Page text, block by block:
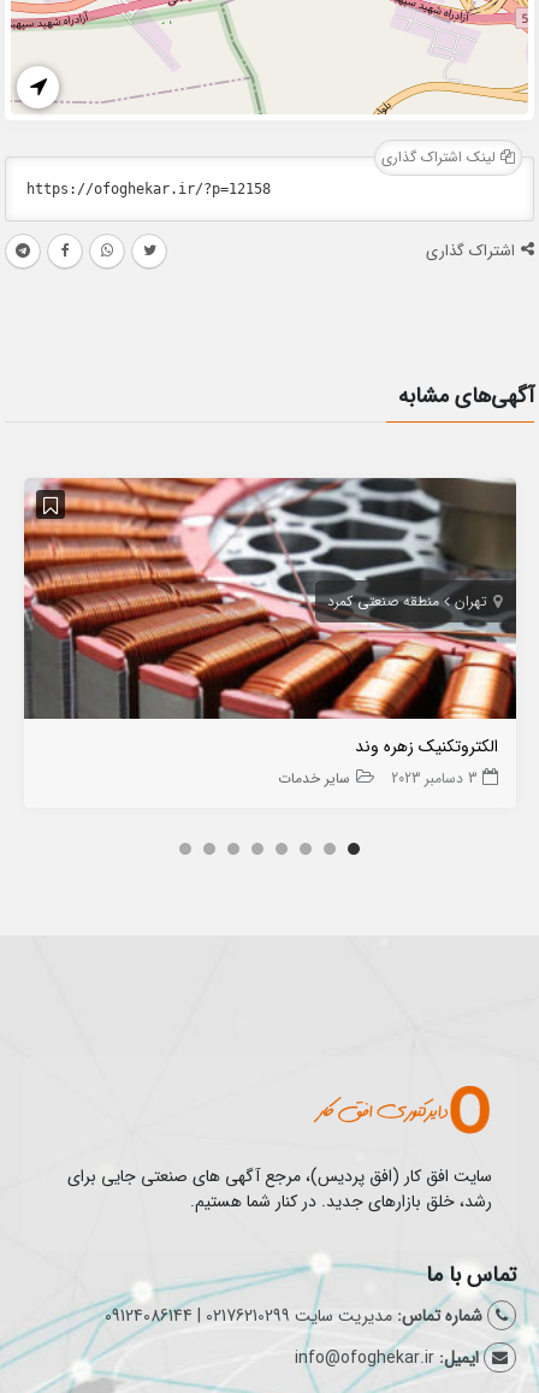
لینک اشتراک گذاری
اشتراک گذاری
آگهی‌های مشابه
تهران منطقه صنعتی کمرد
الکتروتکنیک زهره وند
3 دسامبر 2023 سایر خدمات
سایت افق کار (افق پردیس)، مرجع آگهی های صنعتی جایی برای
رشد، خلق بازارهای جدید. در کنار شما هستیم.
تماس با ما
شماره تماس:مدیریت سایت 02176210299 | 09124086144
ایمیل:info@ofoghekar.ir